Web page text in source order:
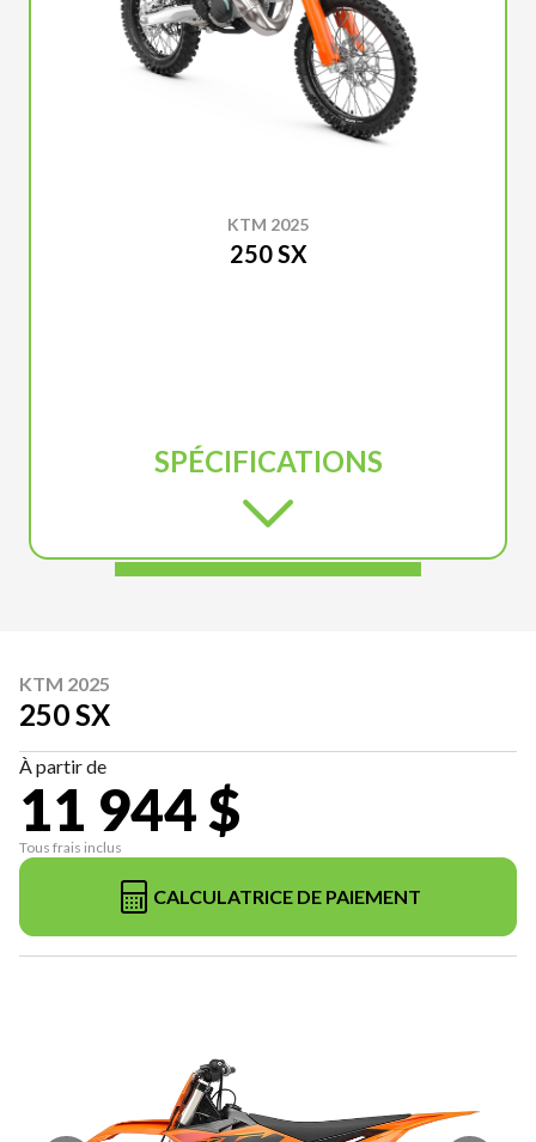
KTM 2025
250 SX
SPÉCIFICATIONS
KTM 2025
250 SX
À partir de
11 944 $
Tous frais inclus
CALCULATRICE DE PAIEMENT